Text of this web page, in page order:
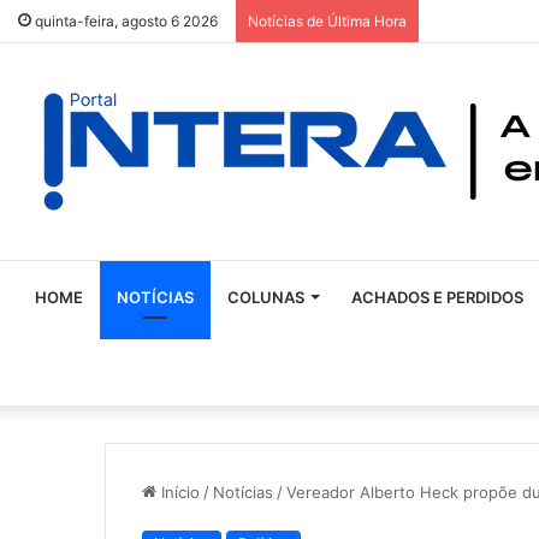
quinta-feira, agosto 6 2026 Notícias de Última Hora
HOME NOTÍCIAS COLUNAS ACHADOS E PERDIDOS
Início / Notícias /Vereador Alberto Heck propõe